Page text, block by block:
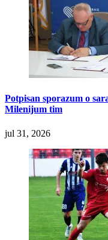
Potpisan sporazum o
Milenijum tim
jul 31, 2026